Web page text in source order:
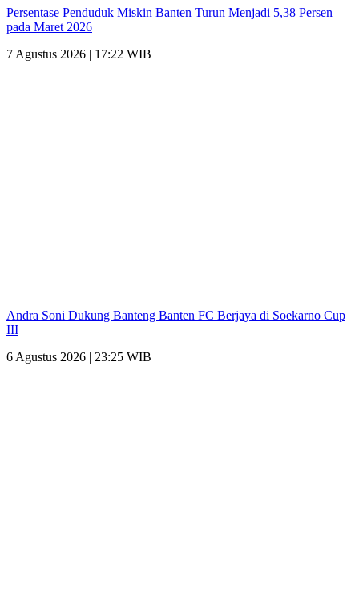
Persentase Penduduk Miskin Banten Turun Menjadi 5,38 Persen
pada Maret 2026
7 Agustus 2026 | 17:22 WIB
Andra Soni Dukung Banteng Banten FC Berjaya di Soekarno Cup
III
6 Agustus 2026 | 23:25 WIB